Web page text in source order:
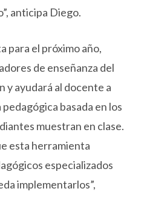
anticipa Diego.
para el próximo año,
de enseñanza del
y ayudará al docente a
basada en los
muestran en clase.
esta herramienta
especializados
implementarlos”,